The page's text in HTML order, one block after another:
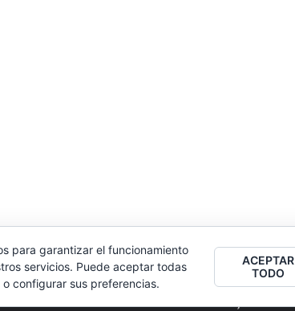
2026 Colectivo Burbuja
para garantizar el funcionamiento
servicios. Puede aceptar todas
configurar sus preferencias.
ACEPTAR
TODO